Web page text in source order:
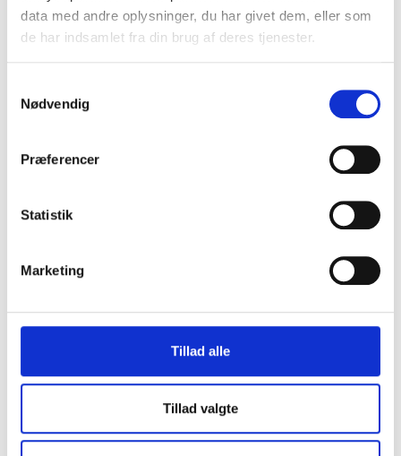
data med andre oplysninger, du har givet dem, eller som
de har indsamlet fra din brug af deres tjenester.
Nødvendig
Præferencer
Statistik
Marketing
Tillad alle
Tillad valgte
149,00 DKK